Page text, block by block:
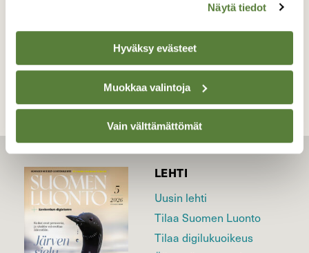
Näytä tiedot
Hyväksy evästeet
Muokkaa valintoja
Vain välttämättömät
TAKAISIN LISTAAN
LEHTI
Uusin lehti
Tilaa Suomen Luonto
Tilaa digilukuoikeus